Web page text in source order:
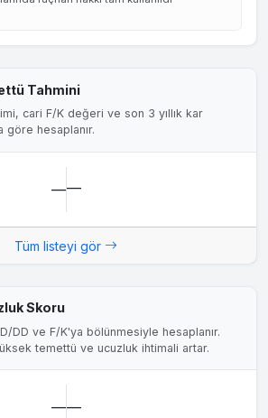
Tahmini
cari F/K değeri ve son 3 yıllık kar
göre hesaplanır.
——
Tüm listeyi gör
Skoru
DD ve F/K'ya bölünmesiyle hesaplanır.
temettü ve ucuzluk ihtimali artar.
——